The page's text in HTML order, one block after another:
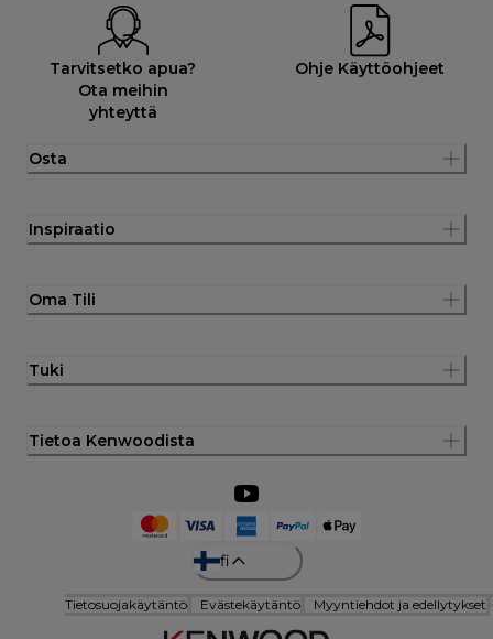
Tarvitsetko apua?
Ota meihin
yhteyttä
Ohje Käyttöohjeet
Osta
Inspiraatio
Oma Tili
Tuki
Tietoa Kenwoodista
fi
Tietosuojakäytäntö Evästekäytäntö Myyntiehdot ja edellytykset